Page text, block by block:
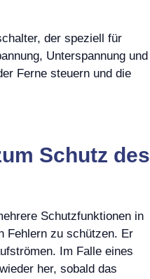
der speziell für
Unterspannung und
Ferne steuern und die
Schutz des
Schutzfunktionen in
Fehlern zu schützen. Er
Im Falle eines
her, sobald das